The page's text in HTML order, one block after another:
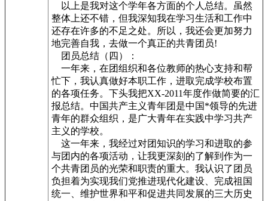
以上是我对这个学年各方面的个人总结。虽然
整体上还不错，但我深知我在学习生活和工作中
还存在许多的不足之处。所以，我还会更加努力
地完善自我，去做一个真正的共青团员!
团员总结（四）：
一年来，在团组织和各位教师的热心支持和帮
忙下，我认真做好本职工作，进取完成学校布置
的各项任务。下头我把XX-2011年度作做简要的汇
报总结。中国共产主义青年团是中国*领导的先进
青年的群众组织，是广大青年在实践中学习共产
主义的学校。
这一年来，我经过对团知识的学习和进取的参
与团内的各项活动，让我更深刻的了解到作为一
个共青团员的光荣和职责的重大。我认识了团员
负担着为实现我们党推进现代化建设、完成祖国
统一、维护世界和平和促进共同发展的三大历史